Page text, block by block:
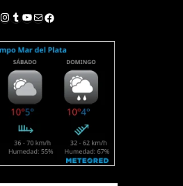
Instagram
Tumblr
YouTube
Correo electrónico
Facebook